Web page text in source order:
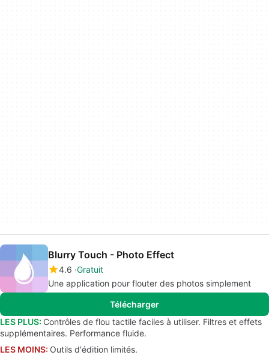
Blurry Touch - Photo Effect
4.6 Gratuit
Une application pour flouter des photos simplement
Télécharger
LES PLUS: Contrôles de flou tactile faciles à utiliser. Filtres et effets
supplémentaires. Performance fluide.
LES MOINS: Outils d'édition limités.